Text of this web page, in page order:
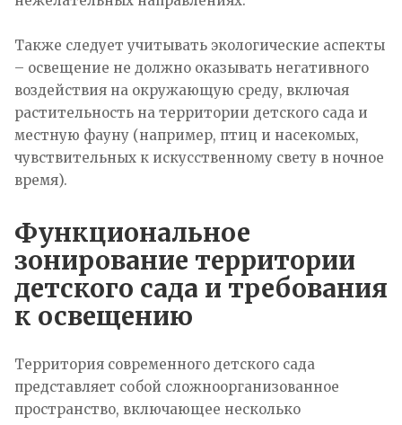
Также следует учитывать экологические аспекты
– освещение не должно оказывать негативного
воздействия на окружающую среду, включая
растительность на территории детского сада и
местную фауну (например, птиц и насекомых,
чувствительных к искусственному свету в ночное
время).
Функциональное
зонирование территории
детского сада и требования
к освещению
Территория современного детского сада
представляет собой сложноорганизованное
пространство, включающее несколько